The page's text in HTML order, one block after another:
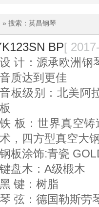
» 搜索：英昌钢琴
BP[
设 计：源承欧洲钢
音质达到更佳
音板级别：北美阿
板
铁 板：世界真空
术，四方型真空大
钢板涂饰:青瓷
键盘木：A级椴木
黑 键：树脂
琴 弦：德国勒斯劳